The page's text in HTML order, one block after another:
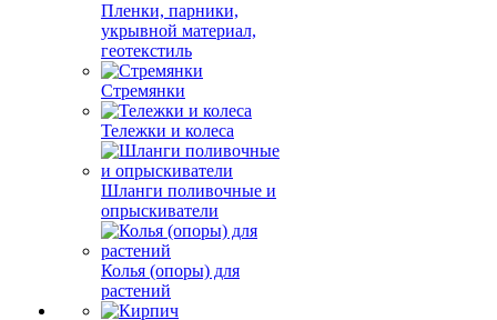
Пленки, парники,
укрывной материал,
геотекстиль
Стремянки
Тележки и колеса
Шланги поливочные и
опрыскиватели
Колья (опоры) для
растений